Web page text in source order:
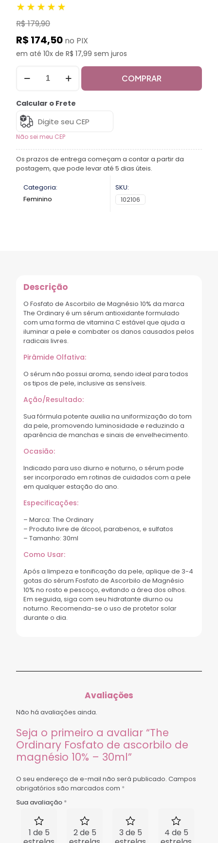
★★★★★
R$ 179,90
R$ 174,50 no PIX
em até 10x de R$ 17,99 sem juros
COMPRAR
Calcular o Frete
Não sei meu CEP
Os prazos de entrega começam a contar a partir da
postagem, que pode levar até 5 dias úteis.
Categoria:
Feminino
SKU:
102106
Descrição
O Fosfato de Ascorbilo de Magnésio 10% da marca
The Ordinary é um sérum antioxidante formulado
com uma forma de vitamina C estável que ajuda a
iluminar a pele e combater os danos causados pelos
radicais livres.
Pirâmide Olfativa:
O sérum não possui aroma, sendo ideal para todos
os tipos de pele, inclusive as sensíveis.
Ação/Resultado:
Sua fórmula potente auxilia na uniformização do tom
da pele, promovendo luminosidade e reduzindo a
aparência de manchas e sinais de envelhecimento.
Ocasião:
Indicado para uso diurno e noturno, o sérum pode
ser incorporado em rotinas de cuidados com a pele
em qualquer estação do ano.
Especificações:
– Marca: The Ordinary
– Produto livre de álcool, parabenos, e sulfatos
– Tamanho: 30ml
Como Usar:
Após a limpeza e tonificação da pele, aplique de 3-4
gotas do sérum Fosfato de Ascorbilo de Magnésio
10% no rosto e pescoço, evitando a área dos olhos.
Em seguida, siga com seu hidratante diurno ou
noturno. Recomenda-se o uso de protetor solar
durante o dia.
Avaliações
Não há avaliações ainda.
Seja o primeiro a avaliar “The
Ordinary Fosfato de ascorbilo de
magnésio 10% – 30ml”
O seu endereço de e-mail não será publicado. Campos
obrigatórios são marcados com *
Sua avaliação *
1 de 5
2 de 5
3 de 5
4 de 5